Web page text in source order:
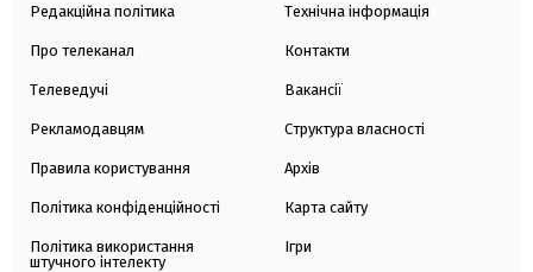
Редакційна політика
Про телеканал
Телеведучі
Рекламодавцям
Правила користування
Політика конфіденційності
Політика використання
штучного інтелекту
Технічна інформація
Контакти
Вакансії
Структура власності
Архів
Карта сайту
Ігри